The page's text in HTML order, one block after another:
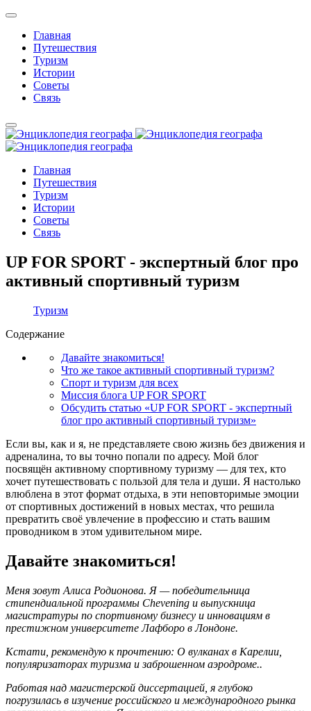
Главная
Путешествия
Туризм
Истории
Советы
Связь
Главная
Путешествия
Туризм
Истории
Советы
Связь
UP FOR SPORT - экспертный блог про
активный спортивный туризм
Туризм
Содержание
Давайте знакомиться!
Что же такое активный спортивный туризм?
Спорт и туризм для всех
Миссия блога UP FOR SPORT
Обсудить статью «UP FOR SPORT - экспертный
блог про активный спортивный туризм»
Если вы, как и я, не представляете свою жизнь без движения и
адреналина, то вы точно попали по адресу. Мой блог
посвящён активному спортивному туризму — для тех, кто
хочет путешествовать с пользой для тела и души. Я настолько
влюблена в этот формат отдыха, в эти неповторимые эмоции
от спортивных достижений в новых местах, что решила
превратить своё увлечение в профессию и стать вашим
проводником в этом удивительном мире.
Давайте знакомиться!
Меня зовут Алиса Родионова. Я — победительница
стипендиальной программы Chevening и выпускница
магистратуры по спортивному бизнесу и инновациям в
престижном университете Лафборо в Лондоне.
Кстати, рекомендую к прочтению: О вулканах в Карелии,
популяризаторах туризма и заброшенном аэродроме..
Работая над магистерской диссертацией, я глубоко
погрузилась в изучение российского и международного рынка